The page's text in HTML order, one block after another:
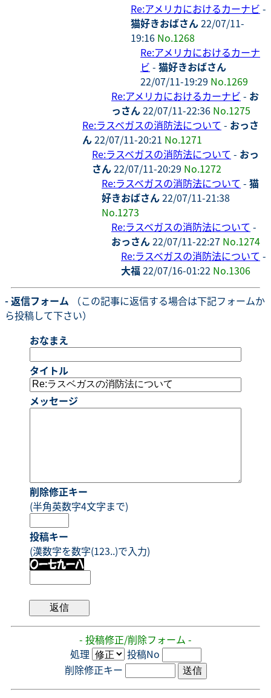
Re:アメリカにおけるカーナビ -
猫好きおばさん22/07/11-
19:16 No.1268
Re:アメリカにおけるカーナ
ビ - 猫好きおばさん
22/07/11-19:29 No.1269
Re:アメリカにおけるカーナビ - お
っさん22/07/11-22:36 No.1275
Re:ラスベガスの消防法について - おっさ
ん22/07/11-20:21 No.1271
Re:ラスベガスの消防法について - おっ
さん22/07/11-20:29 No.1272
Re:ラスベガスの消防法について - 猫
好きおばさん22/07/11-21:38
No.1273
Re:ラスベガスの消防法について -
おっさん22/07/11-22:27 No.1274
Re:ラスベガスの消防法について -
大福22/07/16-01:22 No.1306
- 返信フォーム （この記事に返信する場合は下記フォームか
ら投稿して下さい）
おなまえ
タイトル
メッセージ
削除修正キー
(半角英数字4文字まで)
投稿キー
(漢数字を数字(123..)で入力)
- 投稿修正/削除フォーム -
処理
投稿No
削除修正キー